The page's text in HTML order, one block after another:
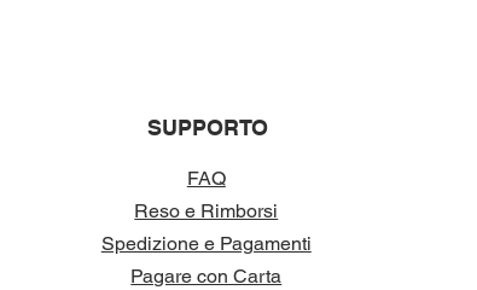
SUPPORTO
FAQ
Reso e Rimborsi
Spedizione e Pagamenti
Pagare con Carta